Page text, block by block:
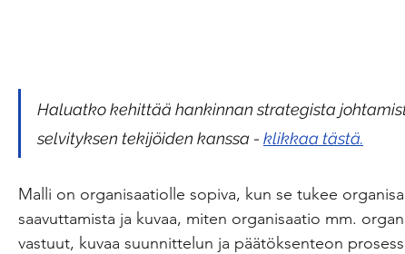
Haluatko kehittää hankinnan strategista
selvityksen tekijöiden kanssa - klikkaa tästä.
Malli on organisaatiolle sopiva, kun se tukee
saavuttamista ja kuvaa, miten organisaatio mm.
vastuut, kuvaa suunnittelun ja päätöksenteon